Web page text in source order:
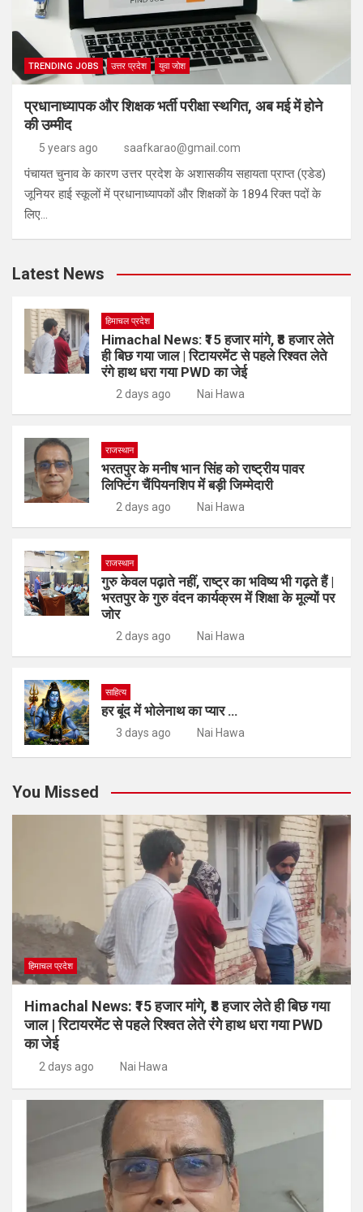
TRENDING JOBS उत्तर प्रदेश युवा जोश
प्रधानाध्यापक और शिक्षक भर्ती परीक्षा स्थगित, अब मई में होने
की उम्मीद
5 years ago saafkarao@gmail.com
पंचायत चुनाव के कारण उत्तर प्रदेश के अशासकीय सहायता प्राप्त (एडेड)
जूनियर हाई स्कूलों में प्रधानाध्यापकों और शिक्षकों के 1894 रिक्त पदों के
लिए…
Latest News
हिमाचल प्रदेश
Himachal News: ₹15 हजार मांगे, ₹8 हजार लेते
ही बिछ गया जाल | रिटायरमेंट से पहले रिश्वत लेते
रंगे हाथ धरा गया PWD का जेई
2 days ago Nai Hawa
राजस्थान
भरतपुर के मनीष भान सिंह को राष्ट्रीय पावर
लिफ्टिंग चैंपियनशिप में बड़ी जिम्मेदारी
2 days ago Nai Hawa
राजस्थान
गुरु केवल पढ़ाते नहीं, राष्ट्र का भविष्य भी गढ़ते हैं |
भरतपुर के गुरु वंदन कार्यक्रम में शिक्षा के मूल्यों पर
जोर
2 days ago Nai Hawa
साहित्य
हर बूंद में भोलेनाथ का प्यार …
3 days ago Nai Hawa
You Missed
हिमाचल प्रदेश
Himachal News: ₹15 हजार मांगे, ₹8 हजार लेते ही बिछ गया
जाल | रिटायरमेंट से पहले रिश्वत लेते रंगे हाथ धरा गया PWD
का जेई
2 days ago Nai Hawa